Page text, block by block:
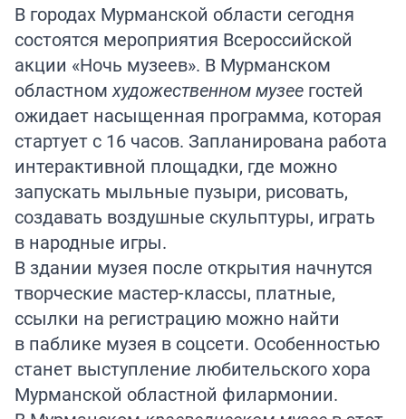
В городах Мурманской области сегодня
состоятся мероприятия Всероссийской
акции «Ночь музеев». В Мурманском
областномхудожественном музее гостей
ожидает насыщенная программа, которая
стартует с 16 часов. Запланирована работа
интерактивной площадки, где можно
запускать мыльные пузыри, рисовать,
создавать воздушные скульптуры, играть
в народные игры.
В здании музея после открытия начнутся
творческие мастер-классы, платные,
ссылки на регистрацию можно найти
в паблике музея в соцсети. Особенностью
станет выступление любительского хора
Мурманской областной филармонии.